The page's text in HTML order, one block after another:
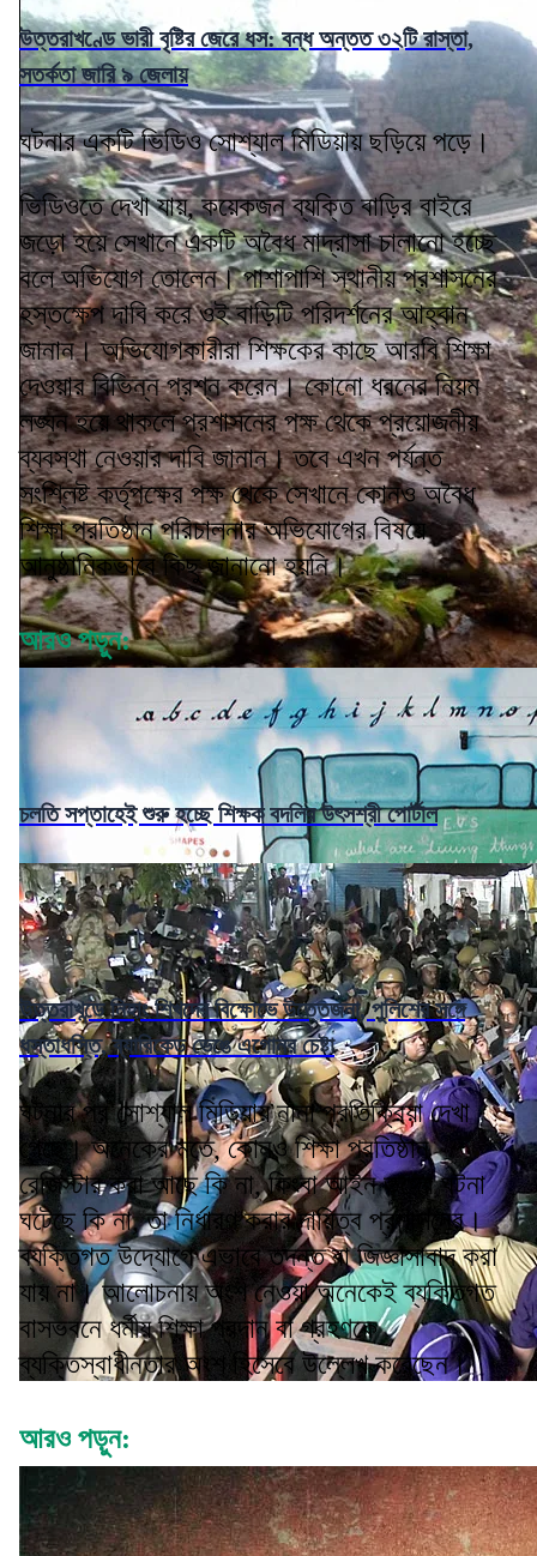
উত্তরাখণ্ডে ভারী বৃষ্টির জেরে ধস: বন্ধ অন্তত ৩২টি রাস্তা,
সতর্কতা জারি ৯ জেলায়
ঘটনার একটি ভিডিও সোশ্যাল মিডিয়ায় ছড়িয়ে পড়ে।
ভিডিওতে দেখা যায়, কয়েকজন ব্যক্তি বাড়ির বাইরে
জড়ো হয়ে সেখানে একটি অবৈধ মাদ্রাসা চালানো হচ্ছে
বলে অভিযোগ তোলেন। পাশাপাশি স্থানীয় প্রশাসনের
হস্তক্ষেপ দাবি করে ওই বাড়িটি পরিদর্শনের আহ্বান
জানান। অভিযোগকারীরা শিক্ষকের কাছে আরবি শিক্ষা
দেওয়ার বিভিন্ন প্রশ্ন করেন। কোনো ধরনের নিয়ম
লঙ্ঘন হয়ে থাকলে প্রশাসনের পক্ষ থেকে প্রয়োজনীয়
ব্যবস্থা নেওয়ার দাবি জানান। তবে এখন পর্যন্ত
সংশ্লিষ্ট কর্তৃপক্ষের পক্ষ থেকে সেখানে কোনও অবৈধ
শিক্ষা প্রতিষ্ঠান পরিচালনার অভিযোগের বিষয়ে
আনুষ্ঠানিকভাবে কিছু জানানো হয়নি।
আরও পড়ুন:
চলতি সপ্তাহেই শুরু হচ্ছে শিক্ষক বদলির উৎসশ্রী পোর্টাল
উত্তরাখন্ডে নিহাং শিখদের বিক্ষোভে উত্তেজনা, পুলিশের সঙ্গে
ধস্তাধস্তি, ব্যারিকেড ভেঙে এগোনর চেষ্টা
ঘটনার পর সোশ্যাল মিডিয়ায় নানা প্রতিক্রিয়া দেখা
গেছে। অনেকের মতে, কোনও শিক্ষা প্রতিষ্ঠান
রেজিস্টার করা আছে কি না, কিংবা আইন ভঙ্গের ঘটনা
ঘটেছে কি না, তা নির্ধারণ করার দায়িত্ব প্রশাসনের।
ব্যক্তিগত উদ্যোগে এভাবে তদন্ত বা জিজ্ঞাসাবাদ করা
যায় না। আলোচনায় অংশ নেওয়া অনেকেই ব্যক্তিগত
বাসভবনে ধর্মীয় শিক্ষা প্রদান বা গ্রহণকে
ব্যক্তিস্বাধীনতার অংশ হিসেবে উল্লেখ করেছেন।
আরও পড়ুন: